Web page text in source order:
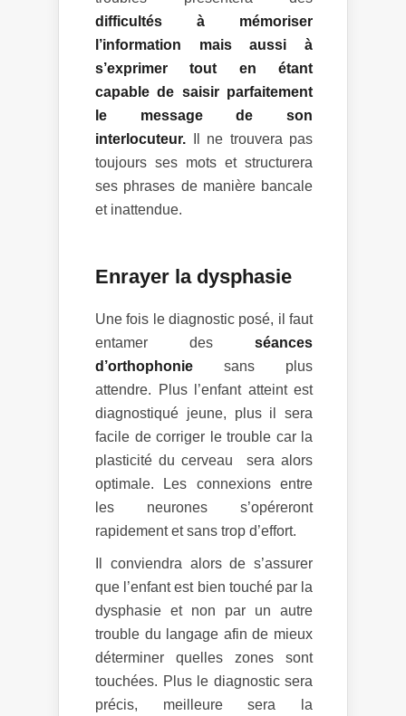
difficultés à mémoriser
l’information mais aussi à
s’exprimer tout en étant
capable de saisir parfaitement
le message de son
interlocuteur. Il ne trouvera pas
toujours ses mots et structurera
ses phrases de manière bancale
et inattendue.
Enrayer la dysphasie
Une fois le diagnostic posé, il faut
entamer des séances
d’orthophonie sans plus
attendre. Plus l’enfant atteint est
diagnostiqué jeune, plus il sera
facile de corriger le trouble car la
plasticité du cerveau sera alors
optimale. Les connexions entre
les neurones s’opéreront
rapidement et sans trop d’effort.
Il conviendra alors de s’assurer
que l’enfant est bien touché par la
dysphasie et non par un autre
trouble du langage afin de mieux
déterminer quelles zones sont
touchées. Plus le diagnostic sera
précis, meilleure sera la